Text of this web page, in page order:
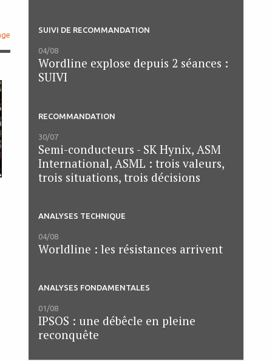
SUIVI DE RECOMMANDATION
04/08
Wordline explose depuis 2 séances :
SUIVI
RECOMMANDATION
30/07
Semi-conducteurs - SK Hynix, ASM
International, ASML : trois valeurs,
trois situations, trois décisions
ANALYSES TECHNIQUE
04/08
Worldline : les résistances arrivent
ANALYSES FONDAMENTALES
01/08
IPSOS : une débêcle en pleine
reconquête